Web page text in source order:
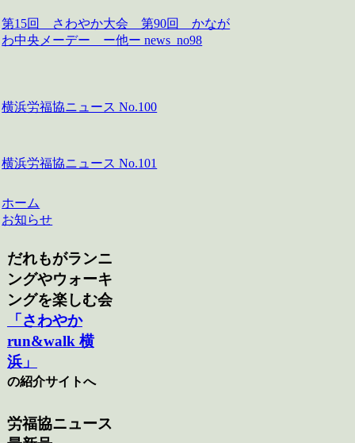
第15回 さわやか大会 第90回 かなが
わ中央メーデー ー他ー news_no98
横浜労福協ニュース No.100
横浜労福協ニュース No.101
ホーム
お知らせ
だれもがランニ
ングやウォーキ
ングを楽しむ会
「さわやか
run&walk 横
浜」
の紹介サイトへ
労福協ニュース